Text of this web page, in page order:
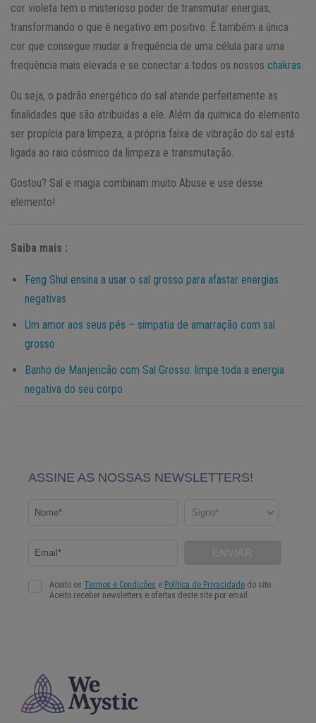
cor violeta tem o misterioso poder de transmutar energias,
transformando o que é negativo em positivo. É também a única
cor que consegue mudar a frequência de uma célula para uma
frequência mais elevada e se conectar a todos os nossos chakras
Ou seja, o padrão energético do sal atende perfeitamente as
finalidades que são atribuídas a ele. Além da química do elemento
ser propícia para limpeza, a própria faixa de vibração do sal está
ligada ao raio cósmico da limpeza e transmutação.
Gostou? Sal e magia combinam muito Abuse e use desse
elemento!
Saiba mais :
Feng Shui ensina a usar o sal grosso para afastar energias
negativas
Um amor aos seus pés – simpatia de amarração com sal
grosso
Banho de Manjericão com Sal Grosso: limpe toda a energia
negativa do seu corpo